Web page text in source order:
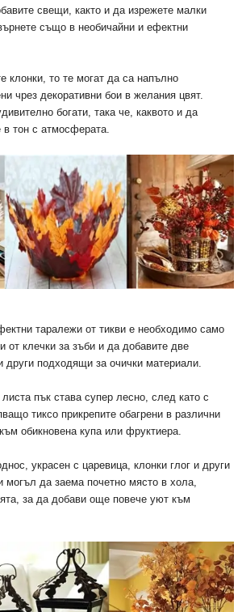
свещи, както и да изрежете малки
също в необичайни и ефектни
клонки, то те могат да са напълно
чрез декоративни бои в желания цвят.
богати, така че, каквото и да
тон с атмосферата.
таралежи от тикви е необходимо само
от клечки за зъби и да добавите две
други подходящи за очички материали.
пък става супер лесно, след като с
тиксо прикрепите обагрени в различни
обикновена купа или фруктиера.
украсен с царевица, клонки глог и други
могъл да заема почетно място в хола,
за да добави още повече уют към